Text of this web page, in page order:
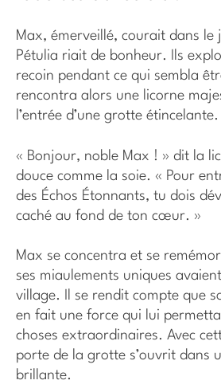
Max, émerveillé, courait dans le
Pétulia riait de bonheur. Ils
recoin pendant ce qui sembla
rencontra alors une licorne
l’entrée d’une grotte étincelante.
« Bonjour, noble Max ! » dit la
douce comme la soie. « Pour
des Échos Étonnants, tu dois
caché au fond de ton cœur. »
Max se concentra et se
ses miaulements uniques
village. Il se rendit compte que
en fait une force qui lui
choses extraordinaires. Avec
porte de la grotte s’ouvrit dans
brillante.